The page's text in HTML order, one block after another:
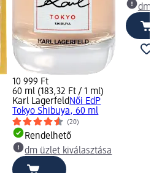
10 999 Ft
60 ml (183,32 Ft / 1 ml)
Karl LagerfeldNői EdP
Tokyo Shibuya, 60 ml
(20)
Rendelhető
dm üzlet kiválasztása
dm